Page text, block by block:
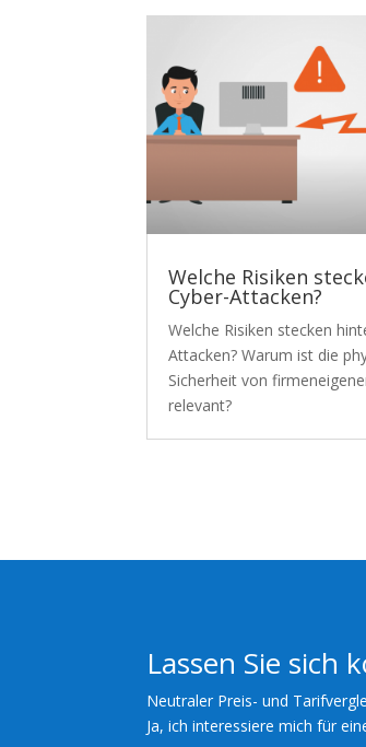
Welche Risiken
Cyber-Attacken?
Welche Risiken stecken
Attacken? Warum ist die
Sicherheit von
relevant?
Lassen Sie sich
Neutraler Preis- und
Ja, ich interessiere mich für